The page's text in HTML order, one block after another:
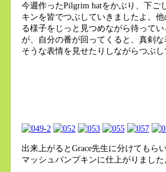
今週作ったPilgrim hatをかぶり、下ご
キンを皆でつぶしていきましたよ。
る様子をじっと見つめながら待って
が、自分の番が回ってくると、真剣
そうな表情を見せたりしながらつぶし
出来上がるとGrace先生に分けてもら
マッシュパンプキンに仕上がりました